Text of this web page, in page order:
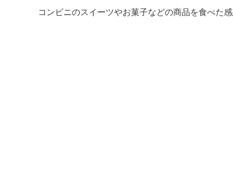
コンビニのスイーツやお菓子などの商品を食べた